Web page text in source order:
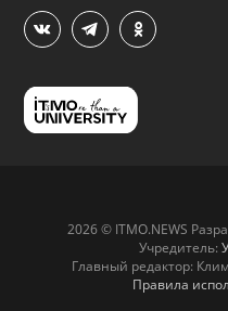
2026 © ITMO.NEWS
Учредитель:
Главный редактор:
Правила